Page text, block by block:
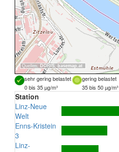
Quellen: DORIS, basemap.at
sehr gering belastet gering belastet
0 bis 35 µg/m³
35 bis 50 µg/m³
Station
Linz-Neue
Welt
Enns-Kristein
3
Linz-